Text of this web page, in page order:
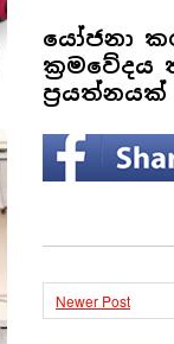
යෝජනා
Newer Post